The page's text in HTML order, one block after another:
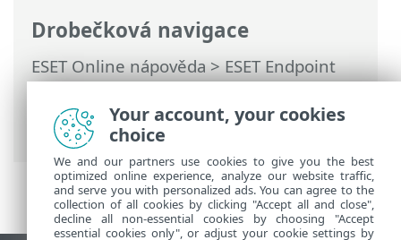
Drobečková navigace
ESET Online nápověda>ESET Endpoint
Antivirus>Použití ESET Endpoint
Antivirus
>Kontrola počítače> Protokol
kontroly počítače
Your account, your cookies
choice
We and our partners use cookies to give you the best
optimized online experience, analyze our website traffic,
and serve you with personalized ads. You can agree to the
collection of all cookies by clicking "Accept all and close",
decline all non-essential cookies by choosing "Accept
essential cookies only", or adjust your cookie settings by